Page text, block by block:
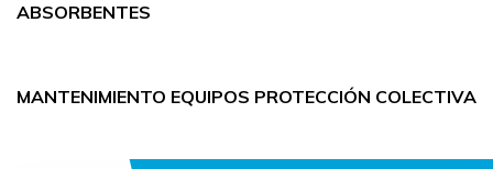
ABSORBENTES
MANTENIMIENTO EQUIPOS PROTECCIÓN COLECTIVA